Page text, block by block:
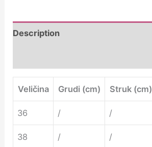
Description
Veličina Grudi (cm) Struk (cm)
36 / /
38 / /